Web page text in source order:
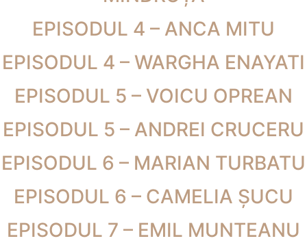
EPISODUL 4 – ANCA MITU
EPISODUL 4 – WARGHA ENAYATI
EPISODUL 5 – VOICU OPREAN
EPISODUL 5 – ANDREI CRUCERU
EPISODUL 6 – MARIAN TURBATU
EPISODUL 6 – CAMELIA ȘUCU
EPISODUL 7 – EMIL MUNTEANU